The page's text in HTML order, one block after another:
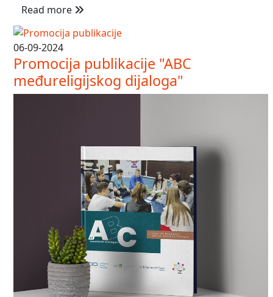
Read more
06-09-2024
Promocija publikacije "ABC
međureligijskog dijaloga"